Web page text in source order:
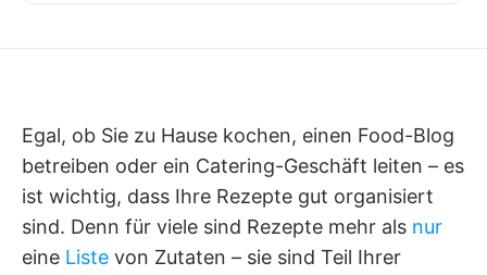
Egal, ob Sie zu Hause kochen, einen Food-Blog
betreiben oder ein Catering-Geschäft leiten – es
ist wichtig, dass Ihre Rezepte gut organisiert
sind. Denn für viele sind Rezepte mehr als nur
eine Liste von Zutaten – sie sind Teil Ihrer